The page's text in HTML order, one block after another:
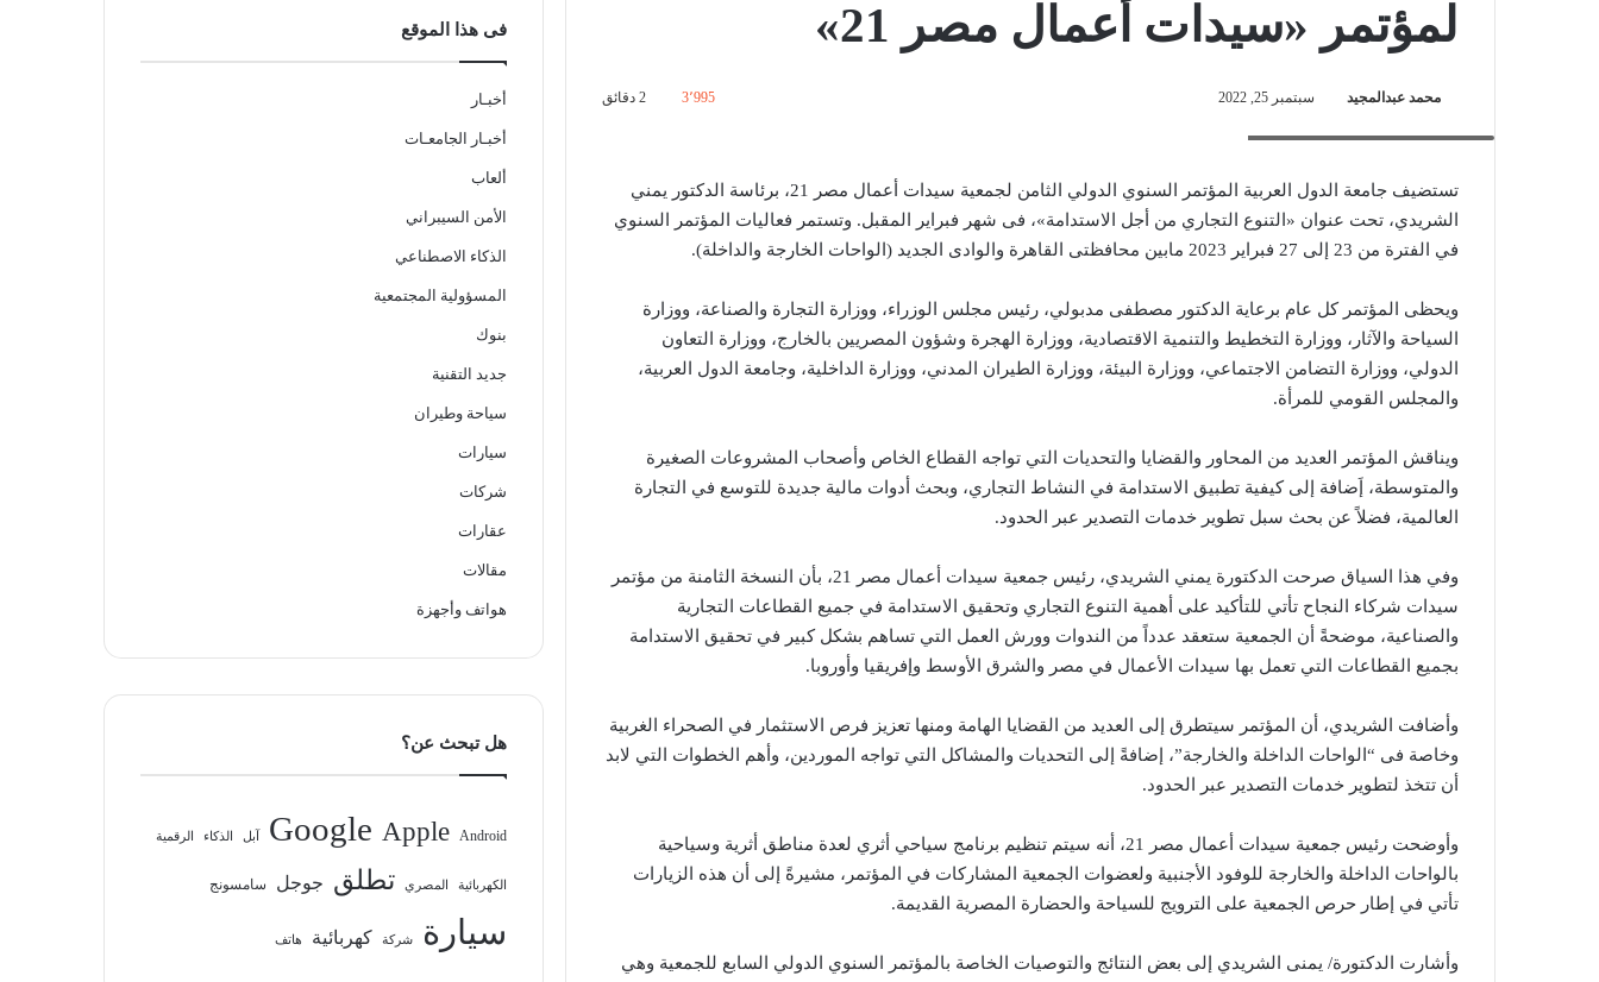
لمؤتمر «سيدات أعمال مصر 21»
محمد عبدالمجيد سبتمبر 25, 2022 3٬995
تستضيف جامعة الدول العربية المؤتمر السنوي الدولي الثامن لجمعية سيدات أعمال مصر 21، برئاسة الدكتور يمني
الشريدي، تحت عنوان «التنوع التجاري من أجل الاستدامة»، فى شهر فبراير المقبل. وتستمر فعاليات المؤتمر السنوي
في الفترة من 23 إلى 27 فبراير 2023 مابين محافظتى القاهرة والوادى الجديد (الواحات الخارجة والداخلة).
ويحظى المؤتمر كل عام برعاية الدكتور مصطفى مدبولي، رئيس مجلس الوزراء، ووزارة التجارة والصناعة، ووزارة
السياحة والآثار، ووزارة التخطيط والتنمية الاقتصادية، ووزارة الهجرة وشؤون المصريين بالخارج، ووزارة التعاون
الدولي، ووزارة التضامن الاجتماعي، ووزارة البيئة، ووزارة الطيران المدني، ووزارة الداخلية، وجامعة الدول العربية،
والمجلس القومي للمرأة.
ويناقش المؤتمر العديد من المحاور والقضايا والتحديات التي تواجه القطاع الخاص وأصحاب المشروعات الصغيرة
والمتوسطة، إَضافة إلى كيفية تطبيق الاستدامة في النشاط التجاري، وبحث أدوات مالية جديدة للتوسع في التجارة
العالمية، فضلاً عن بحث سبل تطوير خدمات التصدير عبر الحدود.
وفي هذا السياق صرحت الدكتورة يمني الشريدي، رئيس جمعية سيدات أعمال مصر 21، بأن النسخة الثامنة من مؤتمر
سيدات شركاء النجاح تأتي للتأكيد على أهمية التنوع التجاري وتحقيق الاستدامة في جميع القطاعات التجارية
والصناعية، موضحةً أن الجمعية ستعقد عدداً من الندوات وورش العمل التي تساهم بشكل كبير في تحقيق الاستدامة
بجميع القطاعات التي تعمل بها سيدات الأعمال في مصر والشرق الأوسط وإفريقيا وأوروبا.
وأضافت الشريدي، أن المؤتمر سيتطرق إلى العديد من القضايا الهامة ومنها تعزيز فرص الاستثمار في الصحراء الغربية
وخاصة فى “الواحات الداخلة والخارجة”، إضافةً إلى التحديات والمشاكل التي تواجه الموردين، وأهم الخطوات التي لابد
أن تتخذ لتطوير خدمات التصدير عبر الحدود.
وأوضحت رئيس جمعية سيدات أعمال مصر 21، أنه سيتم تنظيم برنامج سياحي أثري لعدة مناطق أثرية وسياحية
بالواحات الداخلة والخارجة للوفود الأجنبية ولعضوات الجمعية المشاركات في المؤتمر، مشيرةً إلى أن هذه الزيارات
تأتي في إطار حرص الجمعية على الترويج للسياحة والحضارة المصرية القديمة.
وأشارت الدكتورة/ يمنى الشريدي إلى بعض النتائج والتوصيات الخاصة بالمؤتمر السنوي الدولي السابع للجمعية وهي
فى هذا الموقع
أخبـار
أخبـار الجامعـات
ألعاب
الأمن السيبراني
الذكاء الاصطناعي
المسؤولية المجتمعية
بنوك
جديد التقنية
سياحة وطيران
سيارات
شركات
عقارات
مقالات
هواتف وأجهزة
هل تبحث عن؟
Android
Apple
Google آبل الذكاء الرقمية
الكهربائية المصري تطلق جوجل سامسونج
سيارة شركة كهربائية هاتف